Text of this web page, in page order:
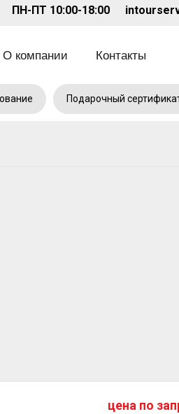
О компании Контакты
ПН-ПТ 10:00-18:00
Подарочный
цена по